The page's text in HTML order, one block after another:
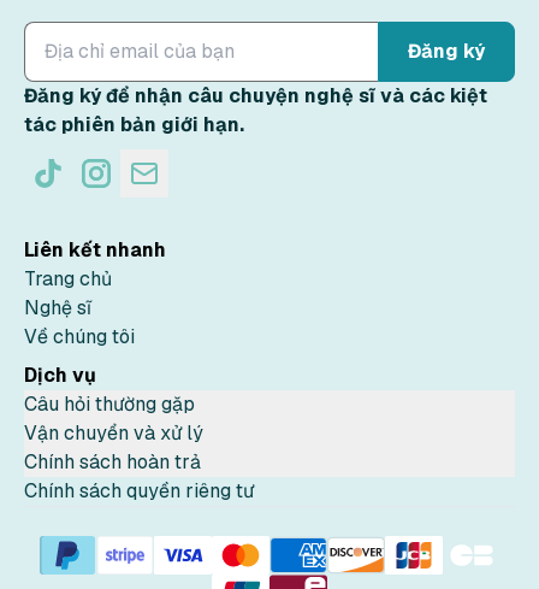
Đăng ký
Đăng ký để nhận câu chuyện nghệ sĩ và các kiệt
tác phiên bản giới hạn.
Liên kết nhanh
Trang chủ
Nghệ sĩ
Về chúng tôi
Dịch vụ
Câu hỏi thường gặp
Vận chuyển và xử lý
Chính sách hoàn trả
Chính sách quyền riêng tư